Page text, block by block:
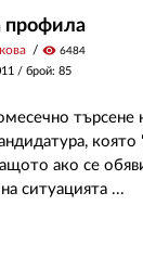
профила
visibility 6484
/ брой: 85
търсене
ако се
ситуацията ...